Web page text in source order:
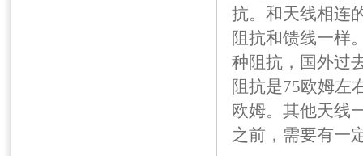
抗。和天线相连
阻抗和馈线一样
种阻抗，国外过
阻抗是75欧姆左
欧姆。其他天线
之前，需要有一